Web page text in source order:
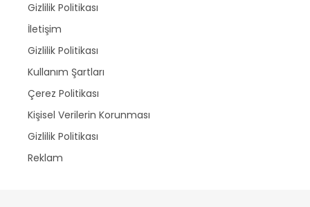
Gizlilik Politikası
İletişim
Gizlilik Politikası
Kullanım Şartları
Çerez Politikası
Kişisel Verilerin Korunması
Gizlilik Politikası
Reklam